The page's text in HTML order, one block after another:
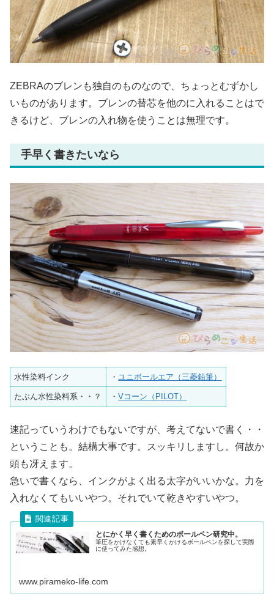
ZEBRAのブレンも独自のものなので、ちょっとむずかし
いものがあります。ブレンの替芯を他のに入れることはで
きるけど、ブレンの入れ物を使うことは無理です。
手早く書きたいなら
水性染料インク ・ユニボールエア（三菱鉛筆）
たぶん水性染料系・・？ ・Vコーン（PILOT）
速記っていうわけでもないですが、考えてないで書く・・
ということも。結構大事です。スッキリしますし。何故か
頭も冴えます。
急いで書くなら、インクがよく出る太字がいいかな。力を
入れなくてもいいやつ。それでいて乾きやすいやつ。
とにかく早く書くためのボールペン研究中。
筆圧をかけなくても素早くかけるボールペンを探して実際
に使ってみた感想。
www.pirameko-life.com